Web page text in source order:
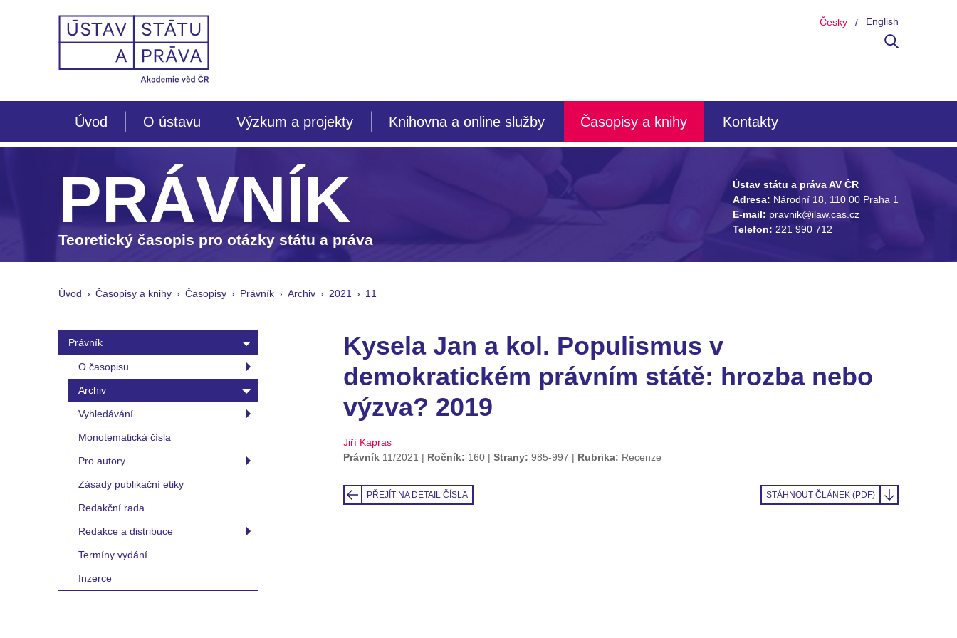
Česky English
Úvod O ústavu Výzkum a projekty Knihovna a online služby Časopisy a knihy Kontakty
PRÁVNÍK
Teoretický časopis pro otázky státu a práva
Ústav státu a práva AV ČR
Adresa: Národní 18, 110 00 Praha 1
E-mail: pravnik@ilaw.cas.cz
Telefon: 221 990 712
Úvod Časopisy a knihy Časopisy Právník Archiv 2021 11
Právník
O časopisu
Archiv
Vyhledávání
Monotematická čísla
Pro autory
Zásady publikační etiky
Redakční rada
Redakce a distribuce
Termíny vydání
Inzerce
Kysela Jan a kol. Populismus v
demokratickém právním státě: hrozba nebo
výzva? 2019
Jiří Kapras
Právník11/2021 Ročník: 160 Strany: 985-997 Rubrika: Recenze
PŘEJÍT NA DETAIL ČÍSLA STÁHNOUT ČLÁNEK (PDF)